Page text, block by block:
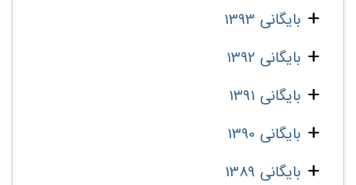
بایگانی 1393
بایگانی 1392
بایگانی 1391
بایگانی 1390
بایگانی 1389